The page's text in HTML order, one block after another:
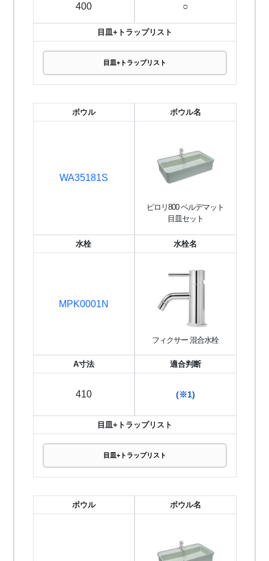
400 ○
目皿+トラップリスト
目皿+トラップリスト
ボウル
WA35181S
ボウル名
ピロリ800 ベルデマット
目皿セット
水栓
MPK0001N
水栓名
フィクサー 混合水栓
A寸法
410
適合判断
(※1)
目皿+トラップリスト
目皿+トラップリスト
ボウル ボウル名